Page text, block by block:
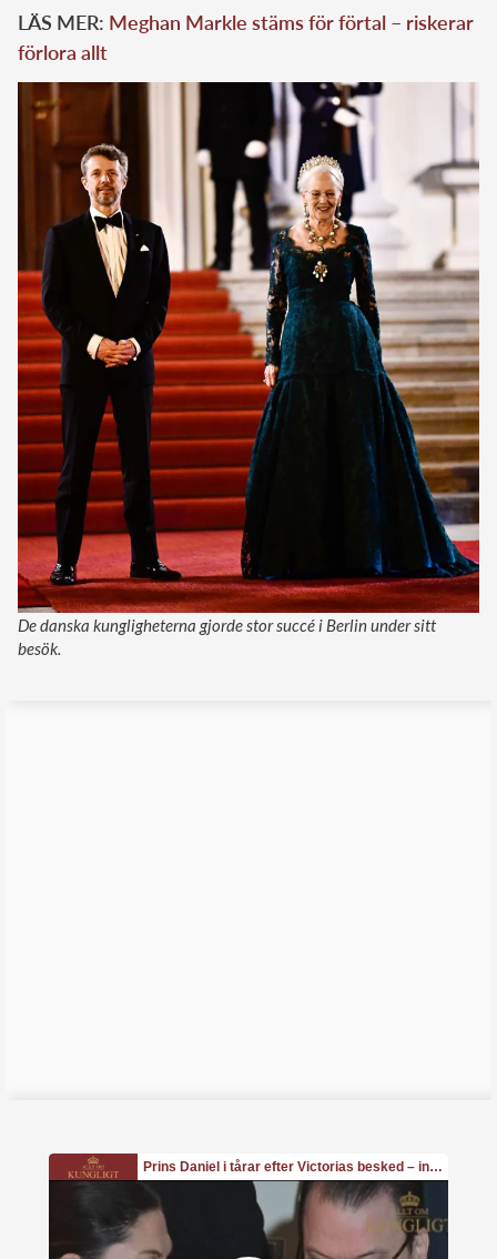
LÄS MER: Meghan Markle stäms för förtal – riskerar
förlora allt
De danska kungligheterna gjorde stor succé i Berlin under sitt
besök.